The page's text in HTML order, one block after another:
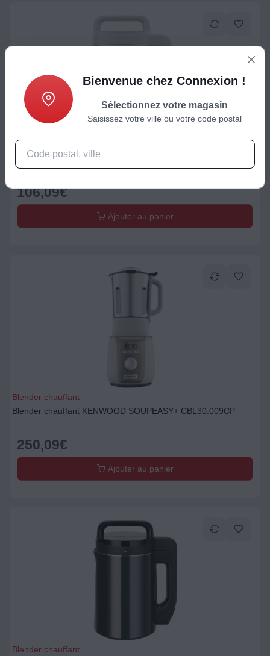
Blender chauffant
Blender chauffant KENWOOD SOUPEASY CBL01.009S
106,09€
Ajouter au panier
Blender chauffant
Blender chauffant KENWOOD SOUPEASY+ CBL30.009CP
250,09€
Ajouter au panier
Blender chauffant
Bienvenue chez Connexion !
Sélectionnez votre magasin
Saisissez votre ville ou votre code postal